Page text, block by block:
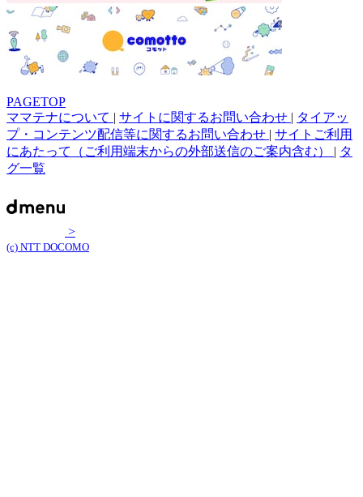
PAGETOP
ママテナについて | サイトに関するお問い合わせ | タイアッ
プ・コンテンツ配信等に関するお問い合わせ | サイトご利用
にあたって（ご利用端末からの外部送信のご案内含む） | タ
グ一覧
>
(c) NTT DOCOMO